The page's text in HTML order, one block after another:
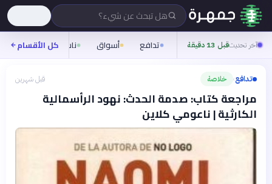
هل تبحث عن شيء؟
آخر تحديثقبل 13 دقيقة تدافع أسواق ناس روح
كل الأقسام
تدافع› خلاصة قبل شهرين
مراجعة كتاب: صدمة الحدث: نهود الرأسمالية
الكارثية | ناعومي كلاين